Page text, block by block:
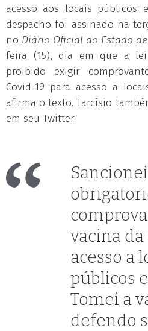
acesso aos locais públicos
despacho foi assinado na
no Diário Oficial do Estado
feira (15), dia em que a
proibido exigir
Covid-19 para acesso a
afirma o texto. Tarcísio
em seu Twitter.
vacina da
acesso a
públicos
Tomei a
defendo